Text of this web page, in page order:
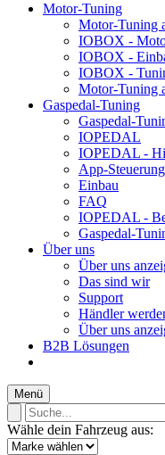
Motor-Tuning
Motor-Tuning
IOBOX -
IOBOX -
IOBOX -
Motor-Tuning
Gaspedal-Tuning
Gaspedal-
IOPEDAL
IOPEDAL -
App-Steuerung
Einbau
FAQ
IOPEDAL -
Gaspedal-
Über uns
Über uns
Das sind wir
Support
Händler
Über uns
B2B Lösungen
Menü
Wähle dein Fahrzeug aus: